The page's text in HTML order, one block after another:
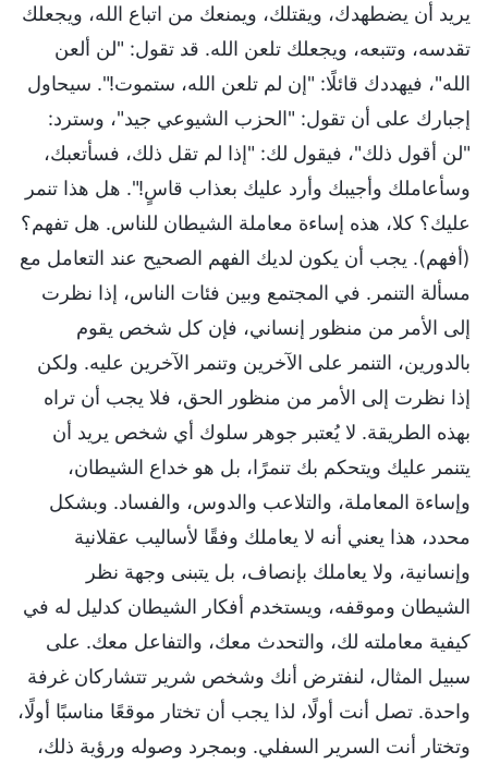
يريد أن يضطهدك، ويقتلك، ويمنعك من اتباع الله، ويجعلك
تقدسه، وتتبعه، ويجعلك تلعن الله. قد تقول: "لن ألعن
الله"، فيهددك قائلًا: "إن لم تلعن الله، ستموت!". سيحاول
إجبارك على أن تقول: "الحزب الشيوعي جيد"، وسترد:
"لن أقول ذلك"، فيقول لك: "إذا لم تقل ذلك، فسأتعبك،
وسأعاملك وأجيبك وأرد عليك بعذاب قاسٍ!". هل هذا تنمر
عليك؟ كلا، هذه إساءة معاملة الشيطان للناس. هل تفهم؟
(أفهم). يجب أن يكون لديك الفهم الصحيح عند التعامل مع
مسألة التنمر. في المجتمع وبين فئات الناس، إذا نظرت
إلى الأمر من منظور إنساني، فإن كل شخص يقوم
بالدورين، التنمر على الآخرين وتنمر الآخرين عليه. ولكن
إذا نظرت إلى الأمر من منظور الحق، فلا يجب أن تراه
بهذه الطريقة. لا يُعتبر جوهر سلوك أي شخص يريد أن
يتنمر عليك ويتحكم بك تنمرًا، بل هو خداع الشيطان،
وإساءة المعاملة، والتلاعب والدوس، والفساد. وبشكل
محدد، هذا يعني أنه لا يعاملك وفقًا لأساليب عقلانية
وإنسانية، ولا يعاملك بإنصاف، بل يتبنى وجهة نظر
الشيطان وموقفه، ويستخدم أفكار الشيطان كدليل له في
كيفية معاملته لك، والتحدث معك، والتفاعل معك. على
سبيل المثال، لنفترض أنك وشخص شرير تتشاركان غرفة
واحدة. تصل أنت أولًا، لذا يجب أن تختار موقعًا مناسبًا أولًا،
وتختار أنت السرير السفلي. وبمجرد وصوله ورؤية ذلك،